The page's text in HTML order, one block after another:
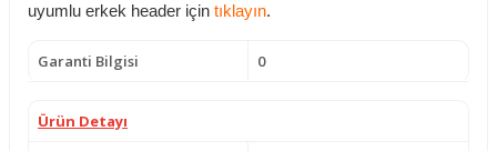
uyumlu erkek header için tıklayın.
Garanti Bilgisi 0
Ürün Detayı